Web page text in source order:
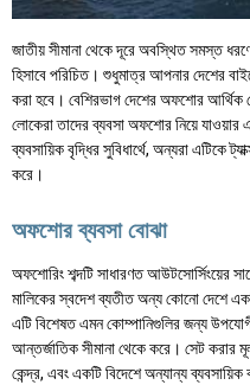
জাতীয় সীমানা থেকে দূরে অবস্থিত সমস্ত
হিসাবে পরিচিত। শুধুমাত্র আপনার দেশের
করা হবে। বেশিরভাগ দেশের অফশোর আর্থিক
লোকেরা তাদের ব্যবসা অফশোর নিয়ে যাওয়ার
ব্যবসায়িক বৃদ্ধির সুবিধার্থে, অন্যরা এটিকে
করে।
অফশোর ব্যবসা বোঝা
অফশোরিং শব্দটি সাধারণত আউটসোর্সিংয়ের
মালিকের স্বদেশ ব্যতীত অন্য কোনো দেশে
এটি বিশেষত এমন কোম্পানিগুলির জন্য
আন্তর্জাতিক সীমানা থেকে করে। সেট করার
কেন্দ্র, এবং একটি বিদেশে অন্যান্য